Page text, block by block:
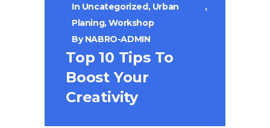
In Uncategorized, Urban
Planing,Workshop
ByNABRO-ADMIN
Top 10 Tips To
Boost Your
Creativity